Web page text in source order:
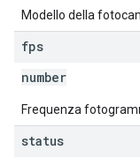
Modello della
fps
number
Frequenza
status